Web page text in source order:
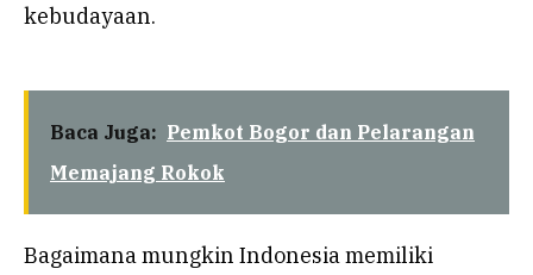
kebudayaan.
Baca Juga: Pemkot Bogor dan Pelarangan
Memajang Rokok
Bagaimana mungkin Indonesia memiliki